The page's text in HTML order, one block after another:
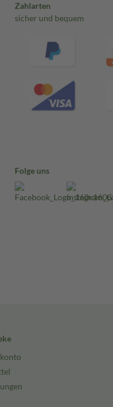
Zahlarten
sicher und bequem
Folge uns